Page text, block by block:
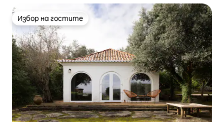
Избор на гостите
Избор на гостите